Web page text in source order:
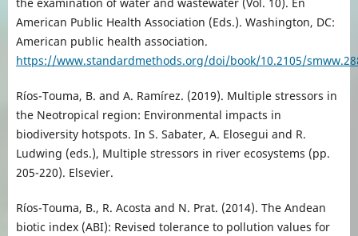
American Public Health Association (Eds.). Washington, DC:
American public health association.
https://www.standardmethods.org/doi/book/10.2105/
Ríos-Touma, B. and A. Ramírez. (2019). Multiple stressors in
the Neotropical region: Environmental impacts in
biodiversity hotspots. In S. Sabater, A. Elosegui and R.
Ludwing (eds.), Multiple stressors in river ecosystems (pp.
205-220). Elsevier.
Ríos-Touma, B., R. Acosta and N. Prat. (2014). The Andean
biotic index (ABI): Revised tolerance to pollution values for